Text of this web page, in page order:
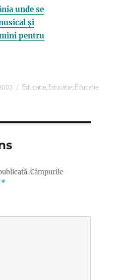
unde se
și
pentru
Categorii
Educatie, Educatie, Educatie
Câmpurile
*